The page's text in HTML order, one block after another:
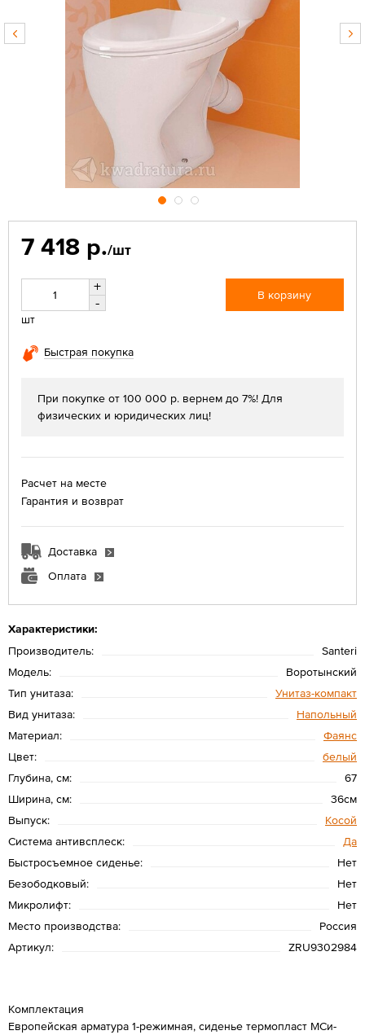
Характеристики:
Производитель:
Santeri
Модель:
Воротынский
Тип унитаза:
Унитаз-компакт
Вид унитаза:
Напольный
Материал:
Фаянс
Цвет:
белый
Глубина, см:
67
Ширина, см:
36см
Выпуск:
Косой
Система антивсплеск:
Да
Быстросъемное сиденье:
Нет
Безободковый:
Нет
Микролифт:
Нет
Место производства:
Россия
Артикул:
ZRU9302984
7 418 р./шт
+
-
шт
В корзину
Быстрая покупка
При покупке от 100 000 р. вернем до 7%! Для
физических и юридических лиц!
Расчет на месте
Гарантия и возврат
Доставка
Оплата
Комплектация
Европейская арматура 1-режимная, сиденье термопласт МСи-